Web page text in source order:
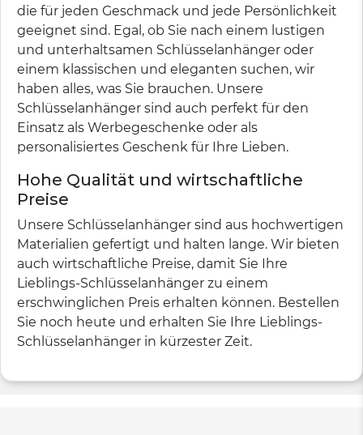
die für jeden Geschmack und jede Persönlichkeit
geeignet sind. Egal, ob Sie nach einem lustigen
und unterhaltsamen Schlüsselanhänger oder
einem klassischen und eleganten suchen, wir
haben alles, was Sie brauchen. Unsere
Schlüsselanhänger sind auch perfekt für den
Einsatz als Werbegeschenke oder als
personalisiertes Geschenk für Ihre Lieben.
Hohe Qualität und wirtschaftliche
Preise
Unsere Schlüsselanhänger sind aus hochwertigen
Materialien gefertigt und halten lange. Wir bieten
auch wirtschaftliche Preise, damit Sie Ihre
Lieblings-Schlüsselanhänger zu einem
erschwinglichen Preis erhalten können. Bestellen
Sie noch heute und erhalten Sie Ihre Lieblings-
Schlüsselanhänger in kürzester Zeit.